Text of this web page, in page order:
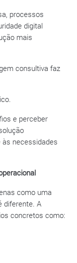
processos
digital
mais
consultiva faz
e perceber
necessidades
como uma
diferente. A
concretos como: